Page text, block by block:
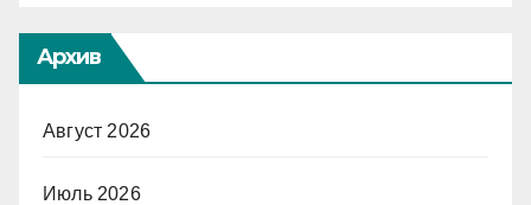
Архив
Август 2026
Июль 2026